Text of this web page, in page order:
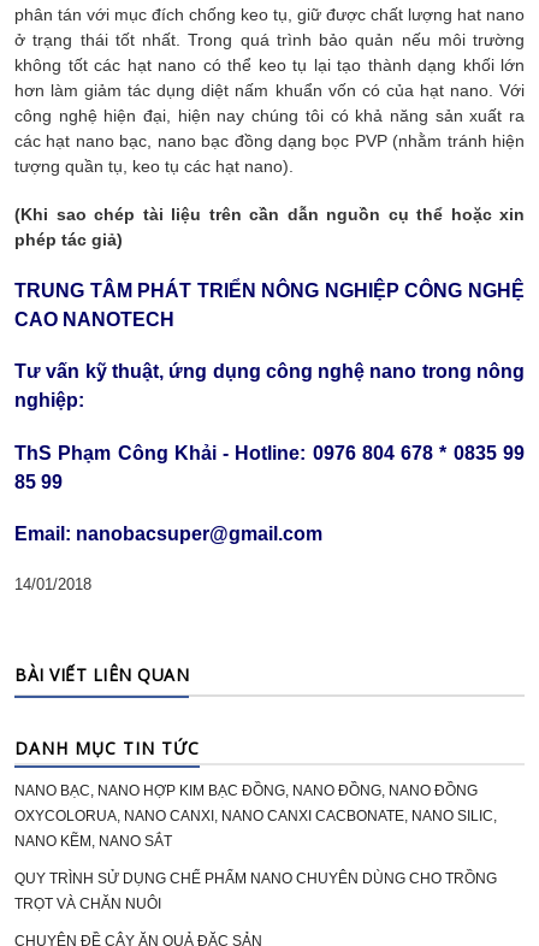
phân tán với mục đích chống keo tụ, giữ được chất lượng hat nano
ở trạng thái tốt nhất. Trong quá trình bảo quản nếu môi trường
không tốt các hạt nano có thể keo tụ lại tạo thành dạng khối lớn
hơn làm giảm tác dụng diệt nấm khuẩn vốn có của hạt nano. Với
công nghệ hiện đại, hiện nay chúng tôi có khả năng sản xuất ra
các hạt nano bạc, nano bạc đồng dạng bọc PVP (nhằm tránh hiện
tượng quần tụ, keo tụ các hạt nano).
(Khi sao chép tài liệu trên cần dẫn nguồn cụ thể hoặc xin
phép tác giả)
TRUNG TÂM PHÁT TRIỂN NÔNG NGHIỆP CÔNG NGHỆ
CAO NANOTECH
Tư vấn kỹ thuật, ứng dụng công nghệ nano trong nông
nghiệp:
ThS Phạm Công Khải - Hotline: 0976 804 678 * 0835 99
85 99
Email: nanobacsuper@gmail.com
14/01/2018
BÀI VIẾT LIÊN QUAN
DANH MỤC TIN TỨC
NANO BẠC, NANO HỢP KIM BẠC ĐỒNG, NANO ĐỒNG, NANO ĐỒNG
OXYCOLORUA, NANO CANXI, NANO CANXI CACBONATE, NANO SILIC,
NANO KẼM, NANO SẮT
QUY TRÌNH SỬ DỤNG CHẾ PHẨM NANO CHUYÊN DÙNG CHO TRỒNG
TRỌT VÀ CHĂN NUÔI
CHUYÊN ĐỀ CÂY ĂN QUẢ ĐẶC SẢN